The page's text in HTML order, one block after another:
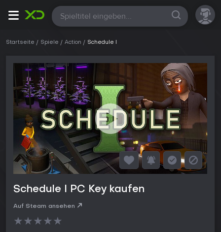
Alle
Startseite Spiele Action Schedule I
Schedule I PC Key kaufen
Auf Steam ansehen
★★★★★